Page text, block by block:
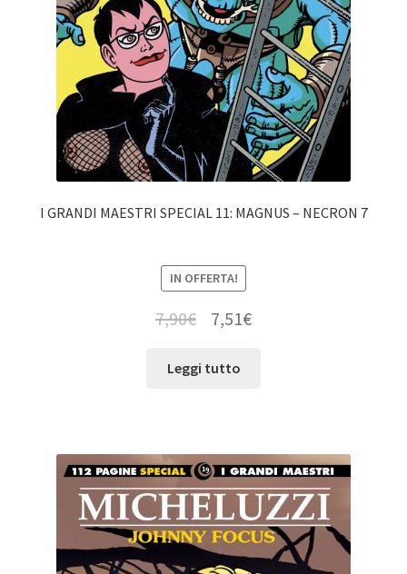
I GRANDI MAESTRI SPECIAL 11: MAGNUS – NECRON 7
IN OFFERTA!
7,90€ 7,51€
Leggi tutto